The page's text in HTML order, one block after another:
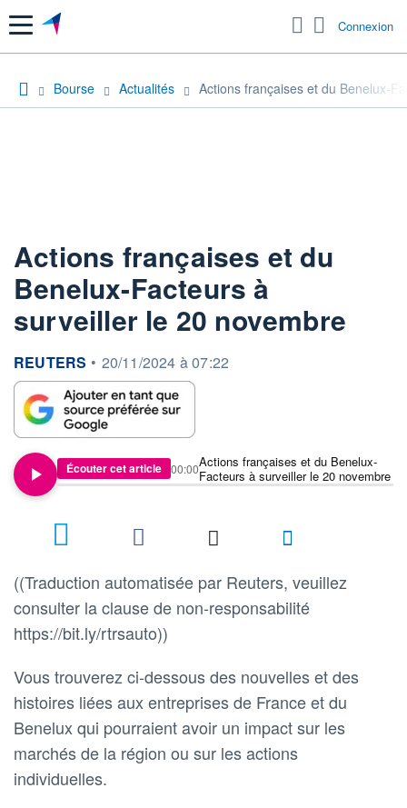
Menu Connexion
Bourse Actualités Actions françaises et du Benelux-
Actions françaises et du
Benelux-Facteurs à
surveiller le 20 novembre
information fournie par
REUTERS • 20/11/2024 à 07:22
Écouter cet article
Actions françaises et du Benelux-
Facteurs à surveiller le 20 novembre
00:00
((Traduction automatisée par Reuters, veuillez
consulter la clause de non-responsabilité
https://bit.ly/rtrsauto))
Vous trouverez ci-dessous des nouvelles et des
histoires liées aux entreprises de France et du
Benelux qui pourraient avoir un impact sur les
marchés de la région ou sur les actions
individuelles.